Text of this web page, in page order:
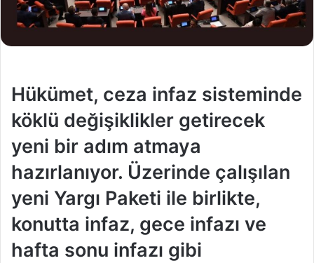
Hükümet, ceza infaz sisteminde
köklü değişiklikler getirecek
yeni bir adım atmaya
hazırlanıyor. Üzerinde çalışılan
yeni Yargı Paketi ile birlikte,
konutta infaz, gece infazı ve
hafta sonu infazı gibi